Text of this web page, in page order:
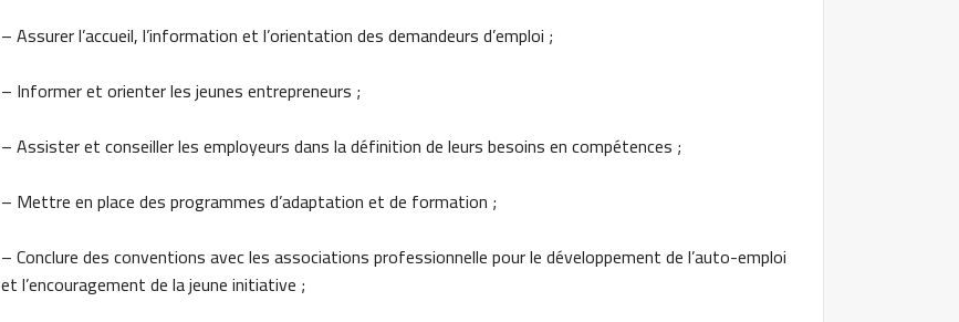
– Assurer l’accueil, l’information et l’orientation des demandeurs d’emploi ;
– Informer et orienter les jeunes entrepreneurs ;
– Assister et conseiller les employeurs dans la définition de leurs besoins en compétences ;
– Mettre en place des programmes d’adaptation et de formation ;
– Conclure des conventions avec les associations professionnelle pour le développement de l’auto-emploi
et l’encouragement de la jeune initiative ;